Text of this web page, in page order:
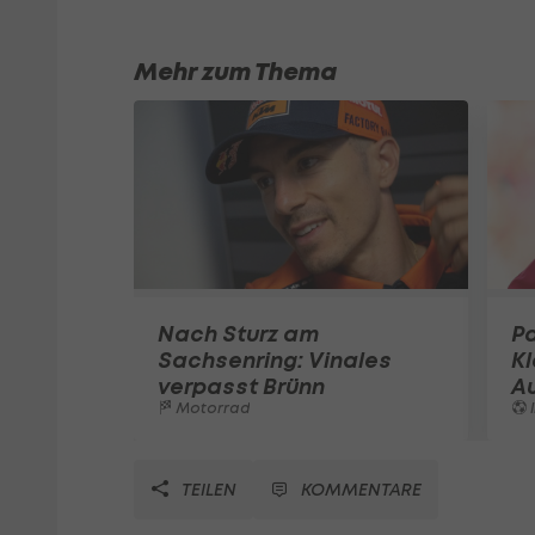
Mehr zum Thema
Nach Sturz am
Sachsenring: Vinales
verpasst Brünn
Motorrad
TEILEN KOMMENTARE